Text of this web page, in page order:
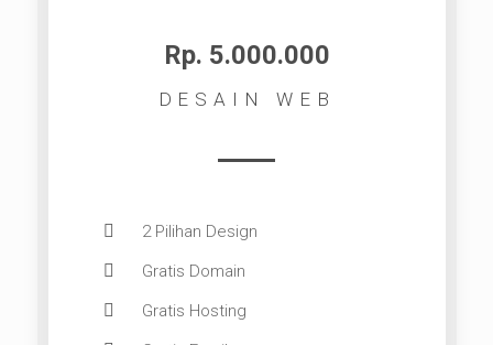
Rp. 5.000.000​
DESAIN WEB
2 Pilihan Design
Gratis Domain
Gratis Hosting